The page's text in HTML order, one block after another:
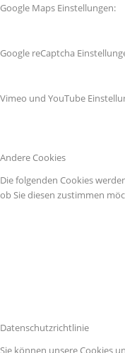
Google Maps Einstellungen:
Google reCaptcha
Vimeo und YouTube
Andere Cookies
Die folgenden Cookies
ob Sie diesen zustimmen
Datenschutzrichtlinie
Sie können unsere Cookies